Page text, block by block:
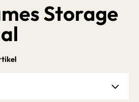
Storage